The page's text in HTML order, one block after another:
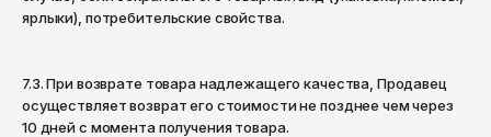
ярлыки), потребительские свойства.
7.3. При возврате товара надлежащего качества, Продавец
осуществляет возврат его стоимости не позднее чем через
10 дней с момента получения товара.